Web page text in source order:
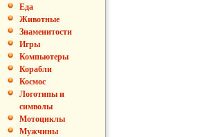
Еда
Животные
Знаменитости
Игры
Компьютеры
Корабли
Космос
Логотипы и
символы
Мотоциклы
Мужчины